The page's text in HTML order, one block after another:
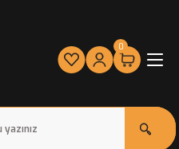
0